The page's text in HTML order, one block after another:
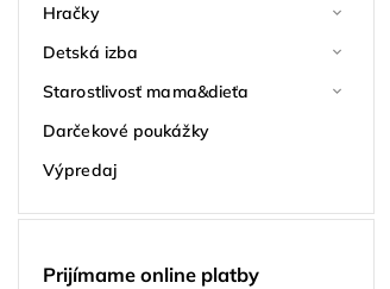
Hračky
Detská izba
Starostlivosť mama&dieťa
Darčekové poukážky
Výpredaj
Prijímame online platby